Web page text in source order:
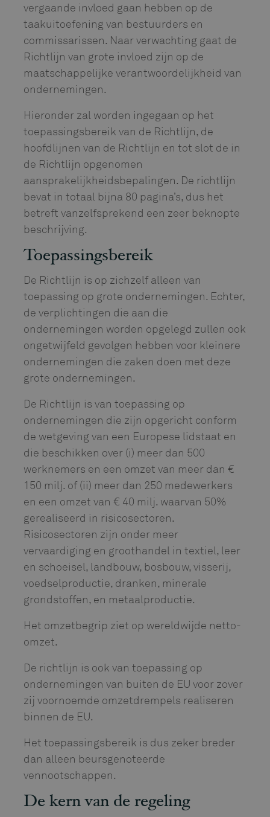
vergaande invloed gaan hebben op de
taakuitoefening van bestuurders en
commissarissen. Naar verwachting gaat de
Richtlijn van grote invloed zijn op de
maatschappelijke verantwoordelijkheid van
ondernemingen.
Hieronder zal worden ingegaan op het
toepassingsbereik van de Richtlijn, de
hoofdlijnen van de Richtlijn en tot slot de in
de Richtlijn opgenomen
aansprakelijkheidsbepalingen. De richtlijn
bevat in totaal bijna 80 pagina’s, dus het
betreft vanzelfsprekend een zeer beknopte
beschrijving.
Toepassingsbereik
De Richtlijn is op zichzelf alleen van
toepassing op grote ondernemingen. Echter,
de verplichtingen die aan die
ondernemingen worden opgelegd zullen ook
ongetwijfeld gevolgen hebben voor kleinere
ondernemingen die zaken doen met deze
grote ondernemingen.
De Richtlijn is van toepassing op
ondernemingen die zijn opgericht conform
de wetgeving van een Europese lidstaat en
die beschikken over (i) meer dan 500
werknemers en een omzet van meer dan €
150 milj. of (ii) meer dan 250 medewerkers
en een omzet van € 40 milj. waarvan 50%
gerealiseerd in risicosectoren.
Risicosectoren zijn onder meer
vervaardiging en groothandel in textiel, leer
en schoeisel, landbouw, bosbouw, visserij,
voedselproductie, dranken, minerale
grondstoffen, en metaalproductie.
Het omzetbegrip ziet op wereldwijde netto-
omzet.
De richtlijn is ook van toepassing op
ondernemingen van buiten de EU voor zover
zij voornoemde omzetdrempels realiseren
binnen de EU.
Het toepassingsbereik is dus zeker breder
dan alleen beursgenoteerde
vennootschappen.
De kern van de regeling